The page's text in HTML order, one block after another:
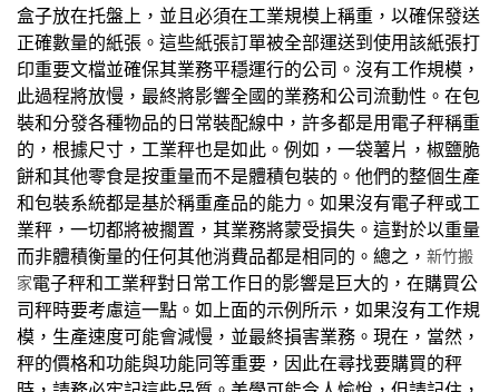
盒子放在托盤上，並且必須在工業規模上稱重，以確保發送
正確數量的紙張。這些紙張訂單被全部運送到使用該紙張打
印重要文檔並確保其業務平穩運行的公司。沒有工作規模，
此過程將放慢，最終將影響全國的業務和公司流動性。在包
裝和分發各種物品的日常裝配線中，許多都是用電子秤稱重
的，根據尺寸，工業秤也是如此。例如，一袋薯片，椒鹽脆
餅和其他零食是按重量而不是體積包裝的。他們的整個生產
和包裝系統都是基於稱重產品的能力。如果沒有電子秤或工
業秤，一切都將被擱置，其業務將蒙受損失。這對於以重量
而非體積衡量的任何其他消費品都是相同的。總之， 新竹搬
家電子秤和工業秤對日常工作日的影響是巨大的，在購買公
司秤時要考慮這一點。如上面的示例所示，如果沒有工作規
模，生產速度可能會減慢，並最終損害業務。現在，當然，
秤的價格和功能與功能同等重要，因此在尋找要購買的秤